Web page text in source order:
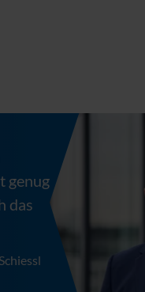
genug
das